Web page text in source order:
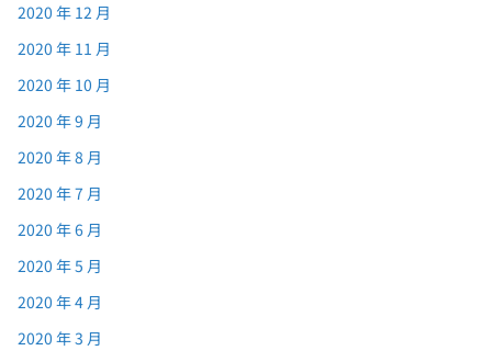
2020 年 12 月
2020 年 11 月
2020 年 10 月
2020 年 9 月
2020 年 8 月
2020 年 7 月
2020 年 6 月
2020 年 5 月
2020 年 4 月
2020 年 3 月